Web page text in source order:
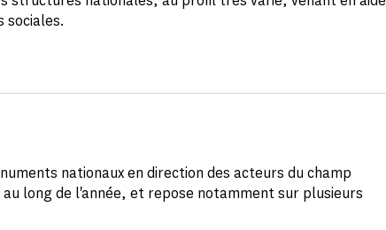
sociales.
nationaux en direction des acteurs du champ
long de l'année, et repose notamment sur plusieurs